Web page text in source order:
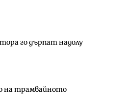
го дърпат надолу
на трамвайното
сушата продължи
Русе – Велико
да бъдат
(Графика)